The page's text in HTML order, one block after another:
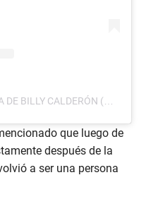
UNA PUBLICACIÓN COMPARTIDA DE BILLY CALDERÓN (@BILLYCALDERON14)
que luego de
después de la
a ser una persona